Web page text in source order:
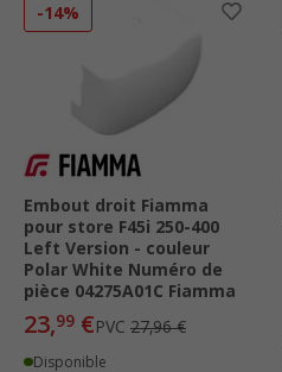
-14%
Embout droit Fiamma
pour store F45i 250-400
Left Version - couleur
Polar White Numéro de
pièce 04275A01C Fiamma
23,99 €PVC 27,96 €
Disponible